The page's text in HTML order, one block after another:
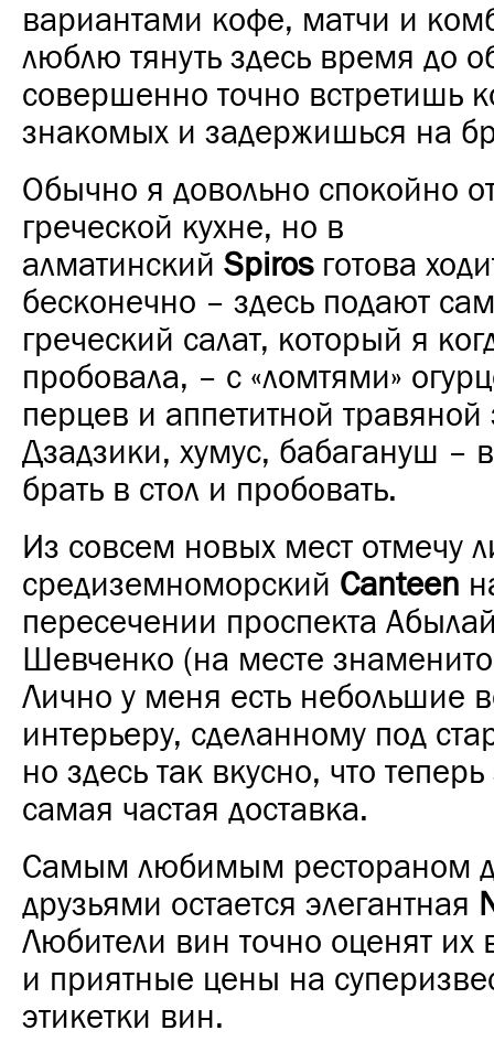
вариантами кофе, матчи и
люблю тянуть здесь время до
совершенно точно встретишь
знакомых и задержишься на
Обычно я довольно спокойно
греческой кухне, но в
алматинский Spirosготова
бесконечно – здесь подают
греческий салат, который я
пробовала, – с «ломтями»
перцев и аппетитной
Дзадзики, хумус, бабагануш –
брать в стол и пробовать.
Из совсем новых мест отмечу
средиземноморский Canteen
пересечении проспекта
Шевченко (на месте
Лично у меня есть небольшие
интерьеру, сделанному под
но здесь так вкусно, что
самая частая доставка.
Самым любимым рестораном
друзьями остается элегантная
Любители вин точно оценят
и приятные цены на
этикетки вин.